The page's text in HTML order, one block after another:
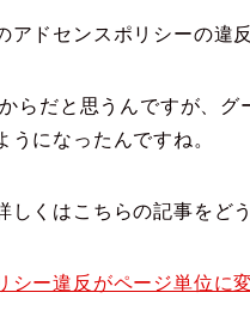
アドセンスポリシーの違
らだと思うんですが、
うになったんですね。
しくはこちらの記事をどう
シー違反がページ単位に